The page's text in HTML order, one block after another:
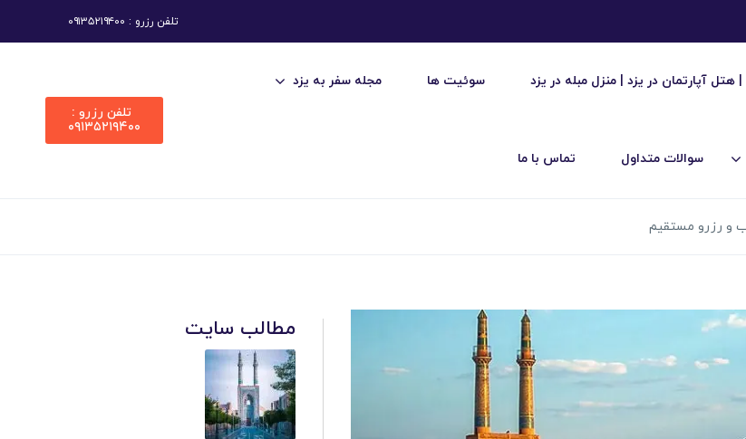
تلفن رزرو : ۰۹۱۳۵۲۱۹۴۰۰
هتل آپارتمان در یزد | منزل مبله در یزد سوئیت ها مجله سفر به یزد
سوالات متداول تماس با ما
تلفن رزرو :
۰۹۱۳۵۲۱۹۴۰۰
و رزرو مستقیم
مطالب سایت